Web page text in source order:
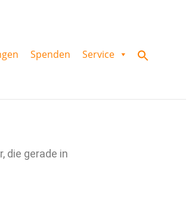
Spenden Service
die gerade in